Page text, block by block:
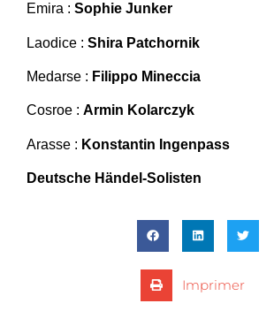
Emira : Sophie Junker
Laodice : Shira Patchornik
Medarse : Filippo Mineccia
Cosroe : Armin Kolarczyk
Arasse : Konstantin Ingenpass
Deutsche Händel-Solisten
Imprimer